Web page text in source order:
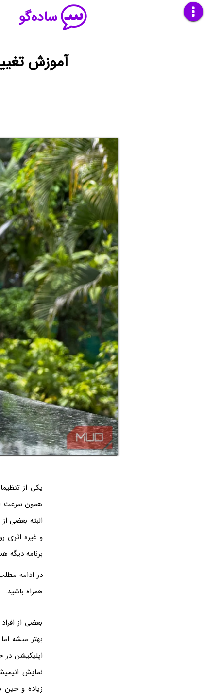
ساده‌گو
آموزش
یکی از
همون سرعت
البته بعضی
و غیره اثری
برنامه دیگه
در ادامه
همراه باشید.
بعضی از
بهتر میشه
اپلیکیشن
نمایش
زیاده و حین